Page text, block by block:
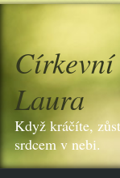
Církevní
Laura
Když kráčíte,
srdcem v nebi.